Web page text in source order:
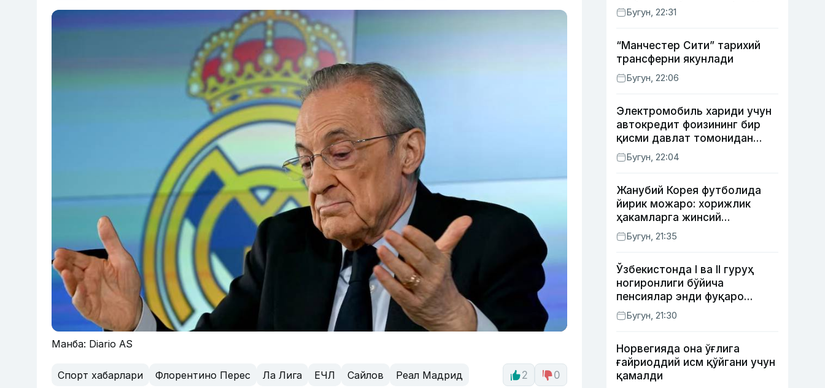
Манба: Diario AS
Спорт хабарлари Флорентино Перес Ла Лига ЕЧЛ Сайлов Реал Мадрид 2 0
Бугун, 22:31
“Манчестер Сити” тарихий
трансферни якунлади
Бугун, 22:06
Электромобиль хариди учун
автокредит фоизининг бир
қисми давлат томонидан
қоплаб берилиши мумкин
Бугун, 22:04
Жанубий Корея футболида
йирик можаро: хорижлик
ҳакамларга жинсий
хизматлар кўрсатилгани
маълум қилинди
Бугун, 21:35
Ўзбекистонда I ва II гуруҳ
ногиронлиги бўйича
пенсиялар энди фуқаро
мурожаатисиз тайинланиши
мумкин
Бугун, 21:30
Норвегияда она ўғлига
ғайриоддий исм қўйгани учун
қамалди